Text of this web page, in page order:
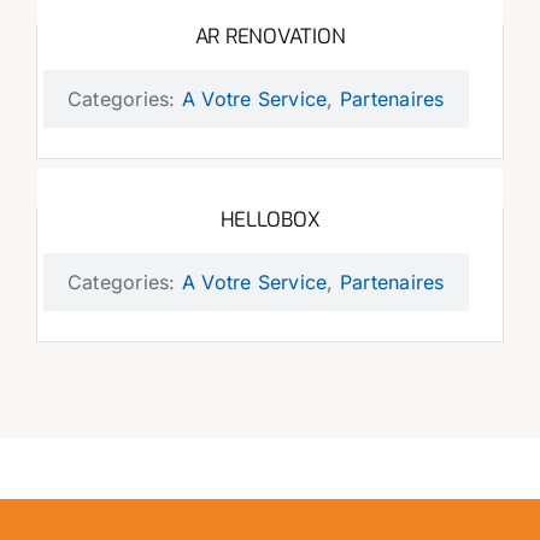
AR RENOVATION
Categories: A Votre Service, Partenaires
HELLOBOX
Categories: A Votre Service, Partenaires